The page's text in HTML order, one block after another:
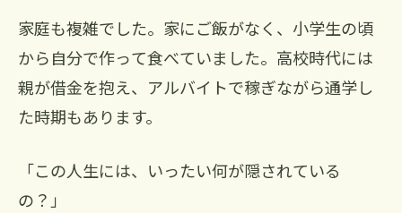
家庭も複雑でした。家にご飯がなく、小学生の頃
から自分で作って食べていました。高校時代には
親が借金を抱え、アルバイトで稼ぎながら通学し
た時期もあります。
「この人生には、いったい何が隠されている
の？」